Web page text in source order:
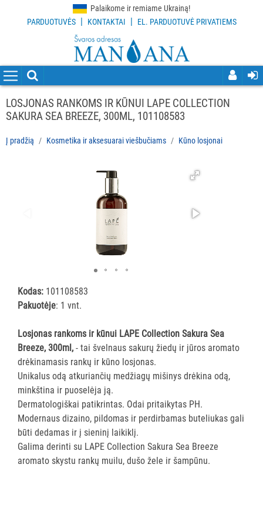
Palaikome ir remiame Ukrainą!
PARDUOTUVĖS | KONTAKTAI | EL. PARDUOTUVĖ PRIVATIEMS
VALYMO
PRIEMONĖS
VALYMO
SKALBIMO
PURVĄ
SUGERIANTYS
KILIMĖLIAI
ASMENS
HIGIENOS
PRIEMONĖS
SLAUGOS
LOSJONAS RANKOMS IR KŪNUI LAPE COLLECTION
SAKURA SEA BREEZE, 300ML, 101108583
Į pradžią Kosmetika ir aksesuarai viešbučiams Kūno losjonai
Kodas: 101108583
Pakuotėje: 1 vnt.
Losjonas rankoms ir kūnui LAPE Collection Sakura Sea
Breeze, 300ml, - tai švelnaus sakurų žiedų ir jūros aromato
drėkinamasis rankų ir kūno losjonas.
Unikalus odą atkuriančių medžiagų mišinys drėkina odą,
minkština ir puoselėja ją.
Dermatologiškai patikrintas. Odai pritaikytas PH.
Modernaus dizaino, pildomas ir perdirbamas buteliukas gali
būti dedamas ir į sieninį laikiklį.
Galima derinti su LAPE Collection Sakura Sea Breeze
aromato skystu rankų muilu, dušo žele ir šampūnu.